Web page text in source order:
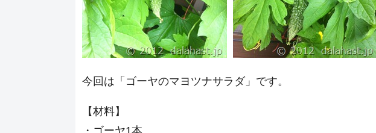
今回は「ゴーヤのマヨツナサラダ」です。
【材料】
・ゴーヤ1本